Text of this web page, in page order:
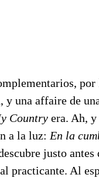
una affaire de
Country era. Ah,
a la luz: En la
justo
practicante. Al